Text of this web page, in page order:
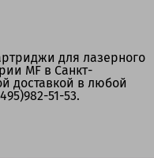
для лазерного
MF в Санкт-
доставкой в любой
51-53.